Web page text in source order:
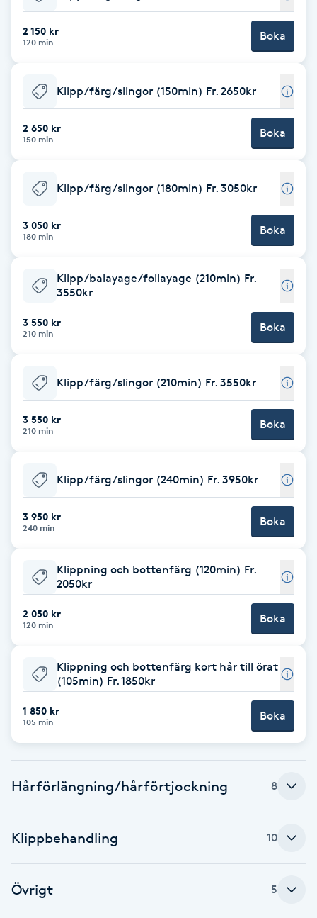
Babylights
Balayage
Barber
Barnklippning
BIAB
Blowout
Bottenfärg
Brynfärgning
Brynplockning
Celluliter
Color correction
Cryoterapi
Damklippning
Enzympeeling
2 150 kr
120 min Boka
Klipp/färg/slingor (150min) Fr. 2650kr
2 650 kr
150 min Boka
Klipp/färg/slingor (180min) Fr. 3050kr
3 050 kr
180 min Boka
Klipp/balayage/foilayage (210min) Fr.
3550kr
3 550 kr
210 min Boka
Klipp/färg/slingor (210min) Fr. 3550kr
3 550 kr
210 min Boka
Klipp/färg/slingor (240min) Fr. 3950kr
3 950 kr
240 min Boka
Klippning och bottenfärg (120min) Fr.
2050kr
2 050 kr
120 min Boka
Klippning och bottenfärg kort hår till örat
(105min) Fr. 1850kr
1 850 kr
105 min Boka
Hårförlängning/hårförtjockning 8
Klippbehandling 10
Övrigt 5